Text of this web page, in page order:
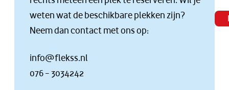
weten wat de beschikbare plekken zijn?
Neem dan contact met ons op:
info@flekss.nl
076 – 3034242